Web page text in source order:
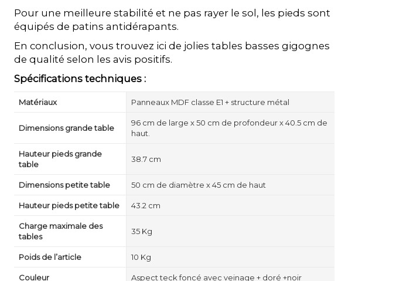
Pour une meilleure stabilité et ne pas rayer le sol, les pieds sont
équipés de patins antidérapants.
En conclusion, vous trouvez ici de jolies tables basses gigognes
de qualité selon les avis positifs.
Spécifications techniques :
Matériaux Panneaux MDF classe E1 + structure métal
Dimensions grande table
96 cm de large x 50 cm de profondeur x 40.5 cm de
haut.
Hauteur pieds grande
table
38.7 cm
Dimensions petite table 50 cm de diamètre x 45 cm de haut
Hauteur pieds petite table 43.2 cm
Charge maximale des
tables
35 Kg
Poids de l’article 10 Kg
Couleur Aspect teck foncé avec veinage + doré +noir